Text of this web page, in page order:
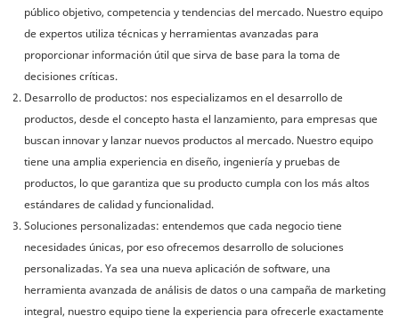
público objetivo, competencia y tendencias del mercado. Nuestro equipo
de expertos utiliza técnicas y herramientas avanzadas para
proporcionar información útil que sirva de base para la toma de
decisiones críticas.
Desarrollo de productos: nos especializamos en el desarrollo de
productos, desde el concepto hasta el lanzamiento, para empresas que
buscan innovar y lanzar nuevos productos al mercado. Nuestro equipo
tiene una amplia experiencia en diseño, ingeniería y pruebas de
productos, lo que garantiza que su producto cumpla con los más altos
estándares de calidad y funcionalidad.
Soluciones personalizadas: entendemos que cada negocio tiene
necesidades únicas, por eso ofrecemos desarrollo de soluciones
personalizadas. Ya sea una nueva aplicación de software, una
herramienta avanzada de análisis de datos o una campaña de marketing
integral, nuestro equipo tiene la experiencia para ofrecerle exactamente